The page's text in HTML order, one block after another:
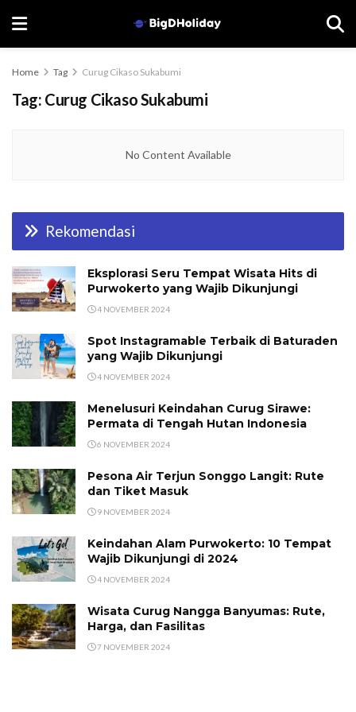
Home Tag Curug Cikaso Sukabumi
Tag: Curug Cikaso Sukabumi
No Content Available
Rekomendasi
Eksplorasi Seru Tempat Wisata Hits di
Purwokerto yang Wajib Dikunjungi
4 NOVEMBER 2024
Spot Instagramable Terbaik di Baturaden
yang Wajib Dikunjungi
4 NOVEMBER 2024
Menelusuri Keindahan Curug Sirawe:
Permata di Tengah Hutan Indonesia
6 NOVEMBER 2024
Pesona Air Terjun Songgo Langit: Rute
dan Tiket Masuk
9 NOVEMBER 2024
Keindahan Alam Purwokerto: 10 Tempat
Wajib Dikunjungi di 2024
4 NOVEMBER 2024
Wisata Curug Nangga Banyumas: Rute,
Harga, dan Fasilitas
7 NOVEMBER 2024